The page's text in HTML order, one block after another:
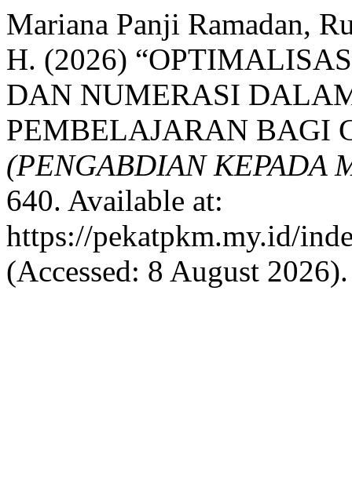
Mariana Panji Ramadan,
H. (2026)
DAN NUMERASI
PEMBELAJARAN BAGI
(PENGABDIAN KEPADA
640. Available at:
https://pekatpkm.my.id/
(Accessed: 8 August 2026).